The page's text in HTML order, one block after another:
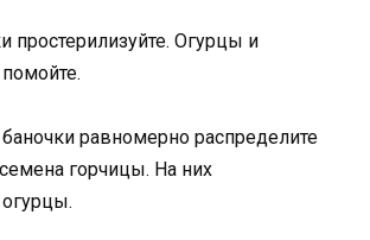
простерилизуйте. Огурцы и
равномерно распределите
горчицы. На них